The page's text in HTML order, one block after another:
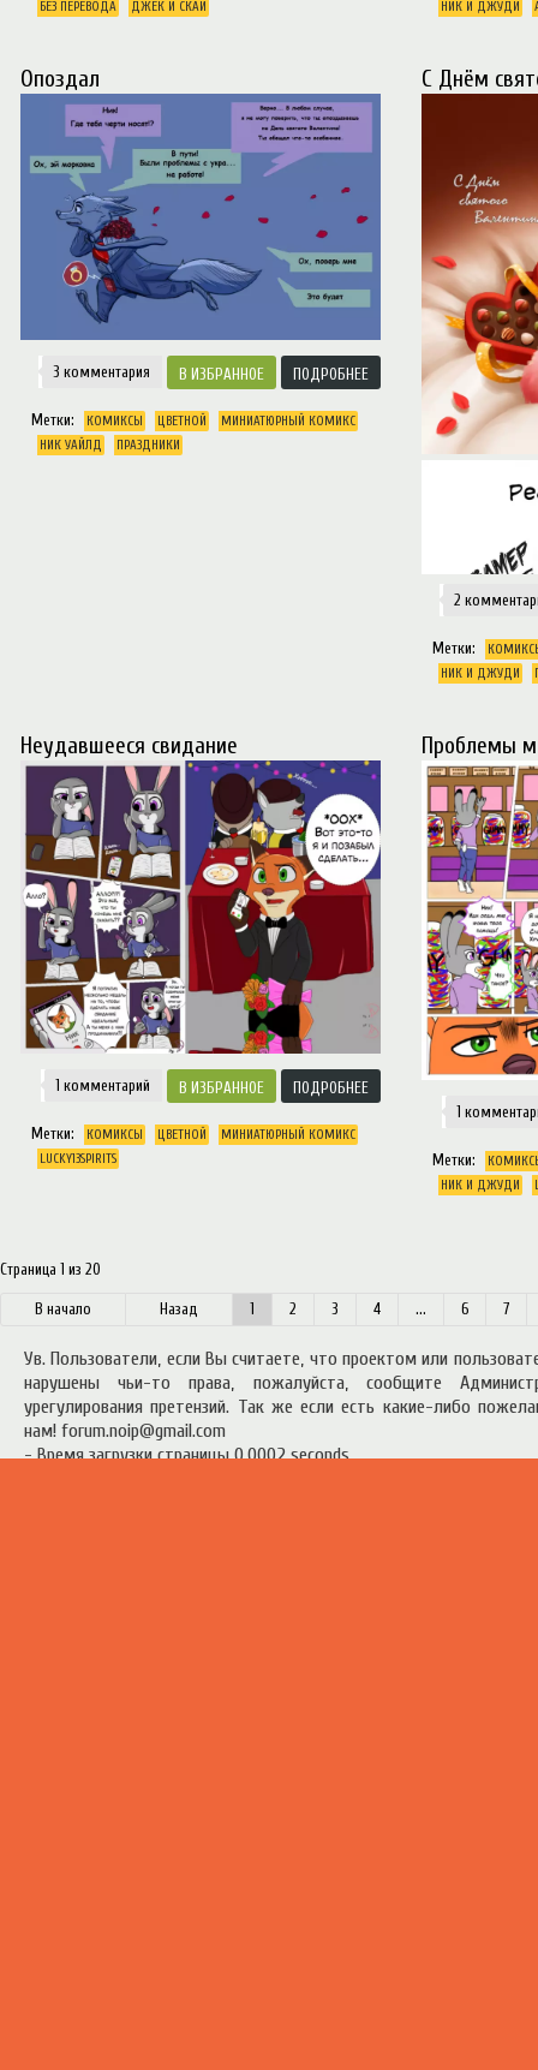
БЕЗ ПЕРЕВОДА ДЖЕК И СКАЙ
случилось и
НИК И ДЖУДИ
Опоздал
3 комментария ИЗБРАННОЕ ПОДРОБНЕЕ
Метки: КОМИКСЫ ЦВЕТНОЙ
МИНИАТЮРНЫЙ КОМИКС
НИК УАЙЛД
ПРАЗДНИКИ
С Днём
2
Метки:
НИК И ДЖУДИ
Неудавшееся свидание
1 комментарий ИЗБРАННОЕ ПОДРОБНЕЕ
Метки: КОМИКСЫ ЦВЕТНОЙ
МИНИАТЮРНЫЙ КОМИКС
LUCKY13SPIRITS
Проблемы
1
Метки:
НИК И ДЖУДИ
Страница 1 из 20
начало Назад 1 2 3 4 ... 6 7
Ув. Пользователи, если Вы считаете, что проектом или
нарушены чьи-то права, пожалуйста, сообщите
урегулирования претензий. Так же если есть какие-либо
нам! forum.noip@gmail.com
- Время загрузки страницы 0.0002 seconds